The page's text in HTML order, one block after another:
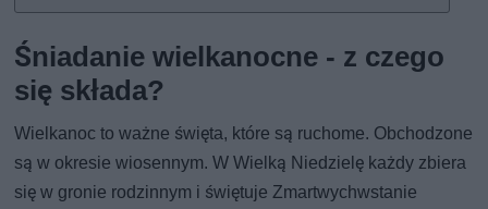
Śniadanie wielkanocne - z czego
się składa?
Wielkanoc to ważne święta, które są ruchome. Obchodzone
są w okresie wiosennym. W Wielką Niedzielę każdy zbiera
się w gronie rodzinnym i świętuje Zmartwychwstanie